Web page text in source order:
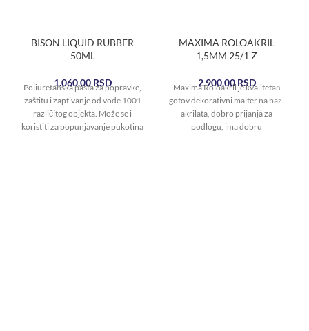
BISON LIQUID RUBBER
50ML
1.060,00 RSD
Poliuretanska pasta za popravke,
zaštitu i zaptivanje od vode 1001
različitog objekta. Može se i
koristiti za popunjavanje pukotina
MAXIMA ROLOAKRIL
1,5MM 25/1 Z
2.900,00RSD
Maxima Roloakril je kvalitetan
gotov dekorativni malter na bazi
akrilata, dobro prijanja za
podlogu, ima dobru